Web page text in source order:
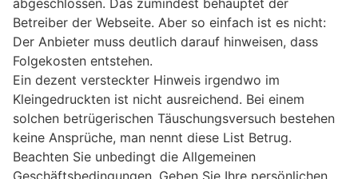
abgeschlossen. Das zumindest behauptet der
Betreiber der Webseite. Aber so einfach ist es nicht:
Der Anbieter muss deutlich darauf hinweisen, dass
Folgekosten entstehen.
Ein dezent versteckter Hinweis irgendwo im
Kleingedruckten ist nicht ausreichend. Bei einem
solchen betrügerischen Täuschungsversuch bestehen
keine Ansprüche, man nennt diese List Betrug.
Beachten Sie unbedingt die Allgemeinen